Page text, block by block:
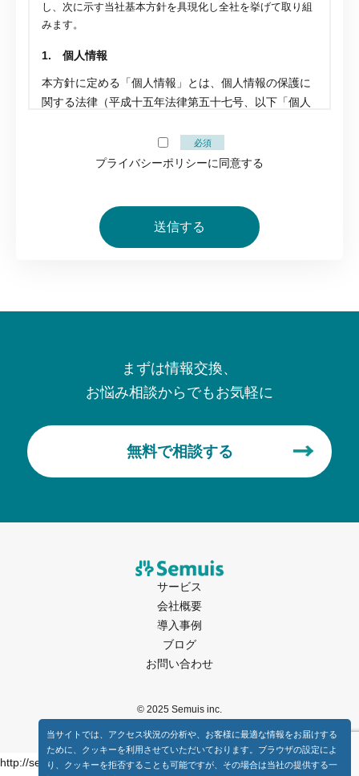
し、次に示す当社基本方針を具現化し全社を挙げて取り組
みます。
1. 個人情報
本方針に定める「個人情報」とは、個人情報の保護に
関する法律（平成十五年法律第五十七号、以下「個人
情報」を指し、生存する個人に関する情報であって、
当該情報に含まれる氏名、生年月日その他の記述等に
ることができることとなるものを含む。）（同項第1
号）又は個人識別符号（同項第2号）が含まれるものを
当社は、当社が運営する事業やサービスの提供及びそ
前に利用目的及び第三者提供の有無を明確にし、本人
の同意を得た上で、利用目的の範囲内において適切に
利用目的は、次の通りとします。 当社が運営するサー
ビスを提供若しくは改善し、又は新しい機能若しくは
報をメール及び電話等で提供するため（ご利用中のサ
運営する他のサービスのご紹介、及び当社が運営する
サービスに関するセミナー・イベント等の情報のご案
内を含みます。） 他社より委託された業務を遂行する
ため 採用応募者選考や、従業員の労務管理など人事の
達成に必要な範囲を超えた個人情報の取扱い（目的外
利用）を行わず、目的外利用を行うことがないよう社
内規程を作成し、従業者に社内規程を遵守させるよう
必須
プライバシーポリシーに同意する
まずは情報交換、
お悩み相談からでもお気軽に
無料で相談する
サービス
会社概要
導入事例
ブログ
お問い合わせ
© 2025 Semuis inc.
http://semuis.jp/wp-content/uploads/2024/09/導入事例制作サービス紹
当サイトでは、アクセス状況の分析や、お客様に最適な情報をお届けする
ために、クッキーを利用させていただいております。ブラウザの設定によ
り、クッキーを拒否することも可能ですが、その場合は当社の提供する一